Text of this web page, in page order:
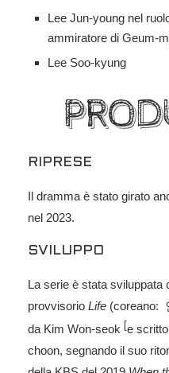
Lee Jun-young nel
ammiratore di Geum-
Lee Soo-kyung
RIPRESE
Il dramma è stato girato
nel 2023.
SVILUPPO
La serie è stata sviluppata
provvisorio Life (coreano:
da Kim Won-seok e
choon, segnando il suo